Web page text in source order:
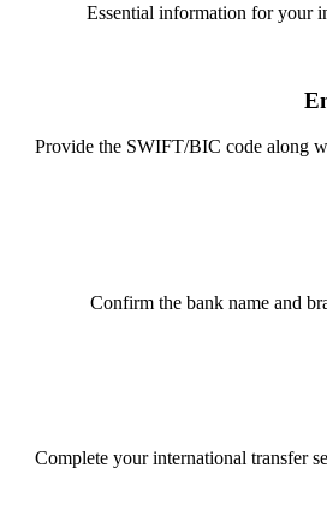
Essential information for your
Provide the SWIFT/BIC code along
Confirm the bank name and
Complete your international transfer